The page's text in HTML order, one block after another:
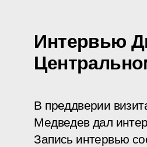
Интервью
В преддверии
Медведев дал
Запись интервью